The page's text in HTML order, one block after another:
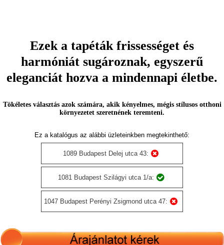
Ezek a tapéták frissességet és
harmóniát sugároznak, egyszerű
eleganciát hozva a mindennapi életbe.
Tökéletes választás azok számára, akik kényelmes, mégis stílusos otthoni
környezetet szeretnének teremteni.
Ez a katalógus az alábbi üzleteinkben megtekinthető:
1089 Budapest Delej utca 43:
1081 Budapest Szilágyi utca 1/a:
1047 Budapest Perényi Zsigmond utca 47: